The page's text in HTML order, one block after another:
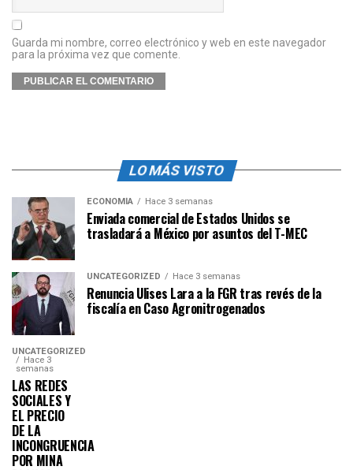
Guarda mi nombre, correo electrónico y web en este navegador
para la próxima vez que comente.
LO MÁS VISTO
ECONOMÍA Hace 3 semanas
Enviada comercial de Estados Unidos se
trasladará a México por asuntos del T-MEC
UNCATEGORIZED Hace 3 semanas
Renuncia Ulises Lara a la FGR tras revés de la
fiscalía en Caso Agronitrogenados
UNCATEGORIZED
Hace 3
semanas
LAS REDES
SOCIALES Y
EL PRECIO
DE LA
INCONGRUENCIA
POR MINA